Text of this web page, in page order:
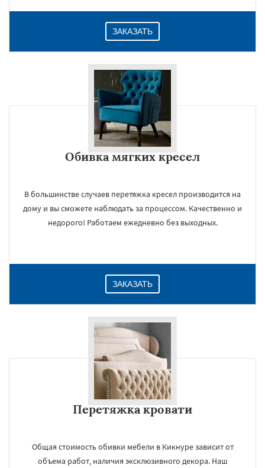
ЗАКАЗАТЬ
Обивка мягких кресел
В большинстве случаев перетяжка кресел производится на
дому и вы сможете наблюдать за процессом. Качественно и
недорого! Работаем ежедневно без выходных.
ЗАКАЗАТЬ
Перетяжка кровати
Общая стоимость обивки мебели в Кикнуре зависит от
объема работ, наличия эксклюзивного декора. Наш